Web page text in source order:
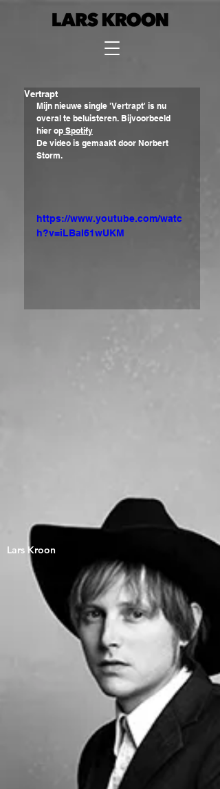
Vertrapt
Mijn nieuwe single 'Vertrapt' is nu
overal te beluisteren. Bijvoorbeeld
hier op Spotify
De video is gemaakt door Norbert
Storm.
https://www.youtube.com/watc
h?v=iLBaI61wUKM
Lars Kroon